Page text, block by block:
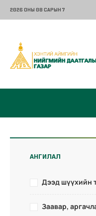
2026 ОНЫ 08 САРЫН 7
АНГИЛАЛ
Дээд шүүхийн
Заавар,